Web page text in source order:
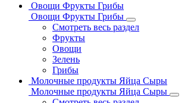
Овощи Фрукты Грибы
Овощи Фрукты Грибы
Смотреть весь раздел
Фрукты
Овощи
Зелень
Грибы
Молочные продукты Яйца Сыры
Молочные продукты Яйца Сыры